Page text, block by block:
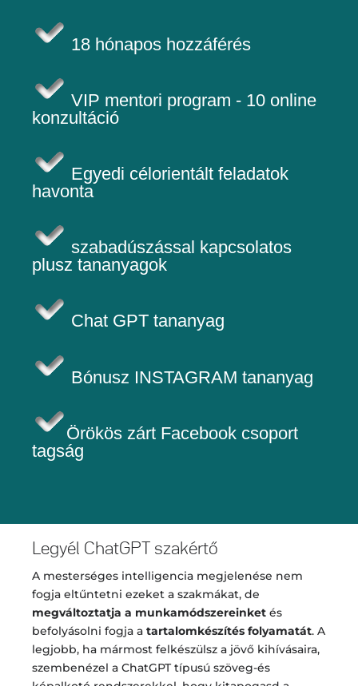
18 hónapos hozzáférés
VIP mentori program - 10 online
konzultáció
Egyedi célorientált feladatok
havonta
szabadúszással kapcsolatos
plusz tananyagok
Chat GPT tananyag
Bónusz INSTAGRAM tananyag
Örökös zárt Facebook csoport
tagság
Legyél ChatGPT szakértő
A mesterséges intelligencia megjelenése nem
fogja eltűntetni ezeket a szakmákat, de
megváltoztatja a munkamódszereinket és
befolyásolni fogja a tartalomkészítés folyamatát. A
legjobb, ha mármost felkészülsz a jövő kihívásaira,
szembenézel a ChatGPT típusú szöveg-és